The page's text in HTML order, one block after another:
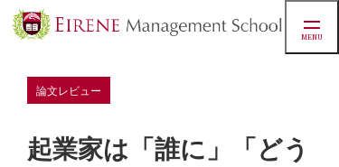
MENU
論文レビュー
起業家は「誰に」「どう